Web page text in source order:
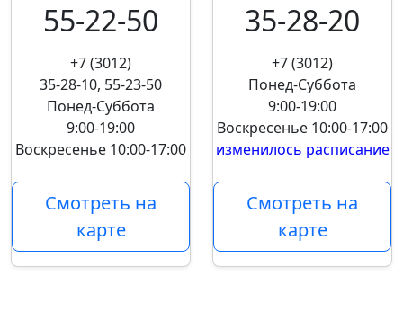
55-22-50
+7 (3012)
35-28-10, 55-23-50
Понед-Суббота
9:00-19:00
Воскресенье 10:00-17:00
Смотреть на
карте
35-28-20
+7 (3012)
Понед-Суббота
9:00-19:00
Воскресенье 10:00-17:00
изменилось расписание
Смотреть на
карте